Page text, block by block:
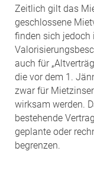
Zeitlich gilt das
geschlossene
finden sich jedoch
auch für
die vor dem 1.
zwar für
wirksam werden.
bestehende
geplante oder
begrenzen.